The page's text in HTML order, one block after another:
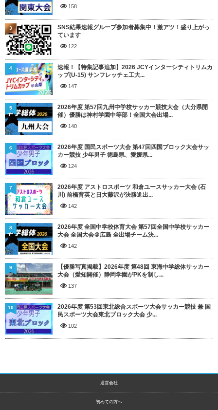
158
SNS結果速報グループ参加者募集中！激アツ！盛り上がっ
ています
122
3
速報！【特集記事追加】2026 JCYインターシティトリムカ
ップ(U-15) サンフレッチェ工大...
147
4
2026年度 第57回九州中学校サッカー競技大会（大分県開
催）優勝は神村学園中等部！全国大会出場...
140
5
2026年度 国民スポーツ大会 第47回四国ブロック大会サッ
カー競技 少年男子 徳島県、愛媛県...
124
6
2026年度 アストロスポーツ 和倉ユースサッカー大会 (石
川) 前橋育英と日大藤沢が決勝進出...
142
7
2026年度 全国中学校体育大会 第57回全国中学校サッカー
大会 全国大会＠広島 全出場チーム決...
142
8
【優勝写真掲載】2026年度 第48回 東海中学総体サッカー
大会（愛知開催）静岡学園がPKを制し...
137
9
2026年度 第53回東北総合スポーツ大会サッカー競技 兼 国
民スポーツ大会東北ブロック大会 少...
102
10
運営会社
初めての方へ